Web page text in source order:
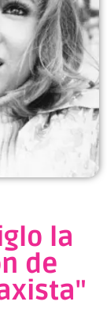
la
de